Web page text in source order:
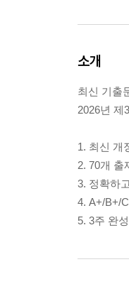
소개
최신 기출
2026년 제
1. 최신 개
2. 70개 출
3. 정확하
4. A+/B+/
5. 3주 완